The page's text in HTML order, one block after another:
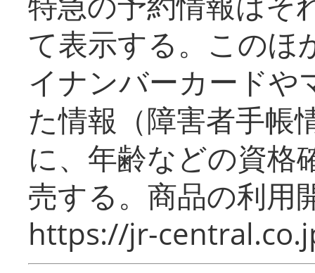
て表示する。このほ
イナンバーカードや
た情報（障害者手帳
に、年齢などの資格
売する。商品の利用
https://jr-